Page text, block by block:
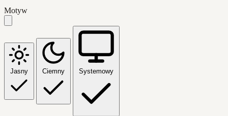
Motyw
Jasny Ciemny Systemowy